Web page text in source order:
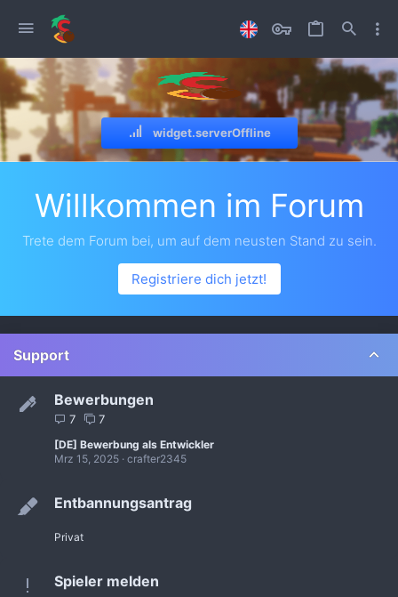
widget.serverOffline
Willkommen im Forum
Trete dem Forum bei, um auf dem neusten Stand zu sein.
Registriere dich jetzt!
Support
Bewerbungen
7 7
[DE] Bewerbung als Entwickler
Mrz 15, 2025 crafter2345
Entbannungsantrag
Privat
Spieler melden